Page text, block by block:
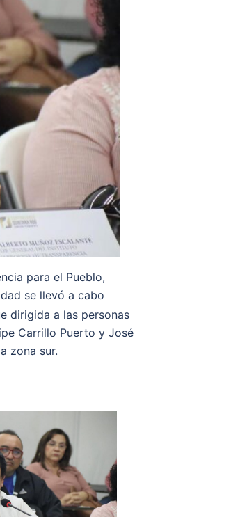
para el Pueblo,
se llevó a cabo
dirigida a las personas
Carrillo Puerto y José
zona sur.